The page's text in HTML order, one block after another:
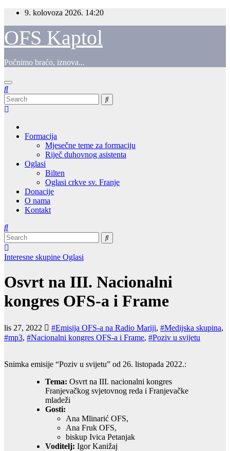
Skip
content
9. kolovoza 2026. 14:20
OFS Kaptol
Počnimo braćo, iznova...
Formacija
Mjesečne teme za formaciju
Riječ duhovnog asistenta
Oglasi
Bilten
Oglasi crkve sv. Franje
Donacije
O nama
Kontakt
Interesne skupine Oglasi
Osvrt na III. Nacionalni
kongres OFS-a i Frame
lis 27, 2022 #Emisija OFS-a na Radio Mariji, #Medijska skupina,
#mp3, #Nacionalni kongres OFS-a i Frame, #Poziv u svijetu
Snimka emisije “Poziv u svijetu” od 26. listopada 2022.:
Tema: Osvrt na III. nacionalni kongres
Franjevačkog svjetovnog reda i Franjevačke
mladeži
Gosti:
Ana Mlinarić OFS,
Ana Fruk OFS,
biskup Ivica Petanjak
Voditelj: Igor Kanižaj